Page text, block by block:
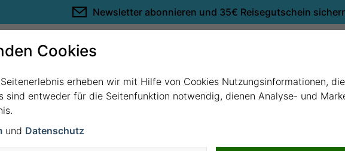
Newsletter abonnieren und 35€ Reisegutschein
Cookies
erheben wir mit Hilfe von Cookies Nutzungsinformationen,
sind entweder für die Seitenfunktion notwendig, dienen Analyse- und
und Datenschutz